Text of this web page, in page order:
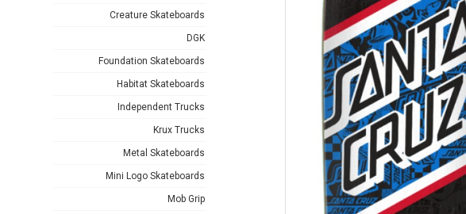
Creature Skateboards
DGK
Foundation Skateboards
Habitat Skateboards
Independent Trucks
Krux Trucks
Metal Skateboards
Mini Logo Skateboards
Mob Grip